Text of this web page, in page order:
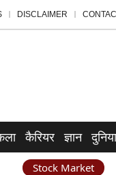
DISCLAIMER
कैरियर ज्ञान दुनिया
Stock Market